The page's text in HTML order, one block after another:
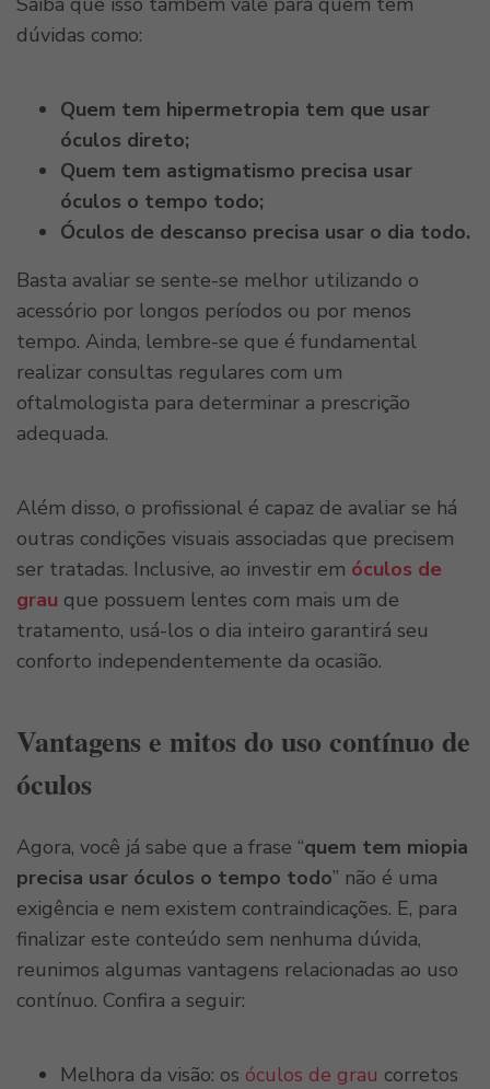
dúvidas como:
Quem tem hipermetropia tem que usar
óculos direto;
Quem tem astigmatismo precisa usar
óculos o tempo todo;
Óculos de descanso precisa usar o dia todo.
Basta avaliar se sente-se melhor utilizando o
acessório por longos períodos ou por menos
tempo. Ainda, lembre-se que é fundamental
realizar consultas regulares com um
oftalmologista para determinar a prescrição
adequada.
Além disso, o profissional é capaz de avaliar se há
outras condições visuais associadas que precisem
ser tratadas. Inclusive, ao investir em óculos de
grau que possuem lentes com mais um de
tratamento, usá-los o dia inteiro garantirá seu
conforto independentemente da ocasião.
Vantagens e mitos do uso contínuo de
óculos
Agora, você já sabe que a frase “quem tem miopia
precisa usar óculos o tempo todo” não é uma
exigência e nem existem contraindicações. E, para
finalizar este conteúdo sem nenhuma dúvida,
reunimos algumas vantagens relacionadas ao uso
contínuo. Confira a seguir:
Melhora da visão: os óculos de grau corretos